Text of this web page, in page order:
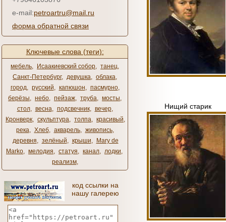
e-mail:petroartru@mail.ru
форма обратной связи
Ключевые слова (теги):
мебель, Исаакиевский собор, танец,
Санкт-Петербург, девушка, облака,
город, русский, капюшон, пасмурно,
берёзы, небо, пейзаж, труба, мосты,
стол, весна, подсвечник, вечер,
Кронверк, скульптура, толпа, красивый,
река, Хлеб, акварель, живопись,
деревня, зелёный, крыши,
Mary de
Marko, мелодия, статуя, канал, лодки,
реализм,
код ссылки на
нашу галерею
Нищий старик